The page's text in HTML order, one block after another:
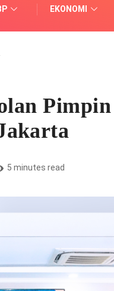
EKONOMI
5 minutes read